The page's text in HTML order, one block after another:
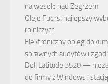
na wesele nad Zegrzem
Oleje Fuchs: najlepszy
rolniczych
Elektroniczny obieg
sprawnych audytów i
Dell Latitude 3520 —
do firmy z Windows i